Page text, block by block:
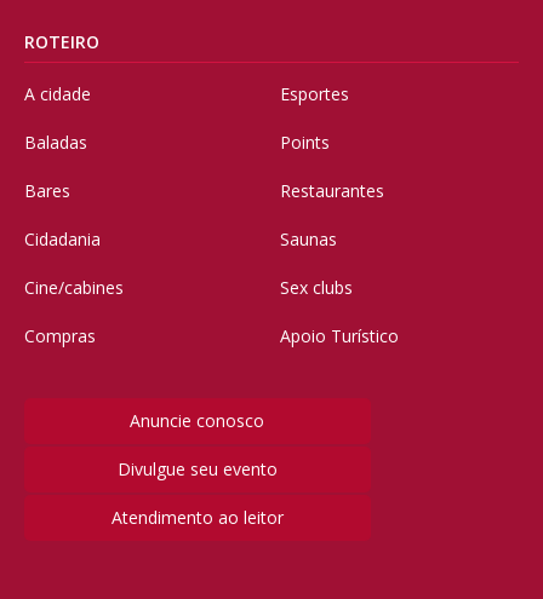
ROTEIRO
A cidade
Baladas
Bares
Cidadania
Cine/cabines
Compras
Esportes
Points
Restaurantes
Saunas
Sex clubs
Apoio Turístico
Anuncie conosco
Divulgue seu evento
Atendimento ao leitor